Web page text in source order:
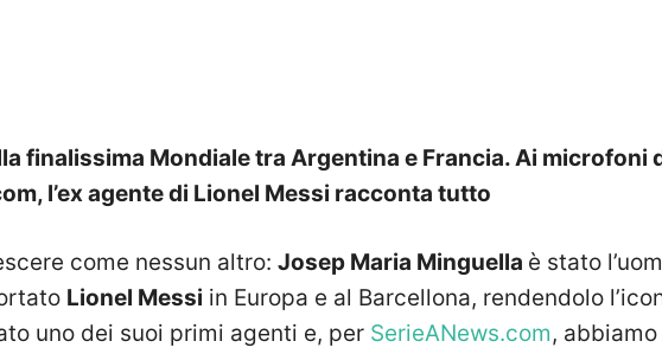
finalissima Mondiale tra Argentina e Francia. Ai microfoni
l’ex agente di Lionel Messi racconta tutto
come nessun altro: Josep Maria Minguella è stato
Lionel Messi in Europa e al Barcellona, rendendolo
uno dei suoi primi agenti e, per SerieANews.com,